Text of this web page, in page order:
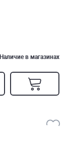
Наличие в магазинах